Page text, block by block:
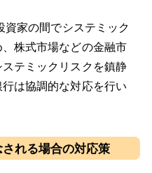
資家の間でシステミック
株式市場などの金融市
テミックリスクを鎮静
は協調的な対応を行い
れる場合の対応策